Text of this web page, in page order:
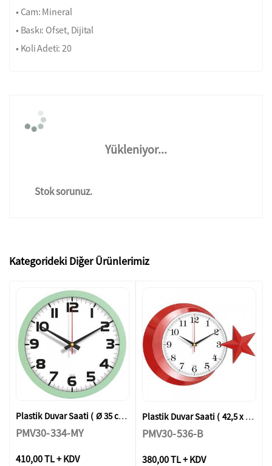
• Cam: Mineral
• Baskı: Ofset, Dijital
• Koli Adeti: 20
Yükleniyor...
Stok sorunuz.
Kategorideki Diğer Ürünlerimiz
Plastik Duvar Saati ( Ø 35 cm )
PMV30-334-MY
410,00 TL + KDV
Plastik Duvar Saati ( 42,5 x 30,5 cm )
PMV30-536-B
380,00 TL + KDV